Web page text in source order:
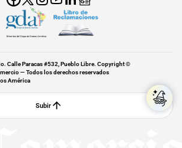
Miembro del Grupo de Diarios América
Calle Paracas #532, Pueblo Libre. Copyright ©
— Todos los derechos reservados
América
Subir